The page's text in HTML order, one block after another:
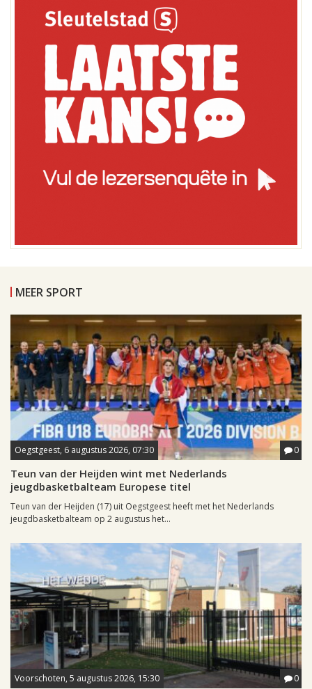
MEER SPORT
Oegstgeest, 6 augustus 2026, 07:30 0
Teun van der Heijden wint met Nederlands
jeugdbasketbalteam Europese titel
Teun van der Heijden (17) uit Oegstgeest heeft met het Nederlands
jeugdbasketbalteam op 2 augustus het...
Voorschoten, 5 augustus 2026, 15:30 0